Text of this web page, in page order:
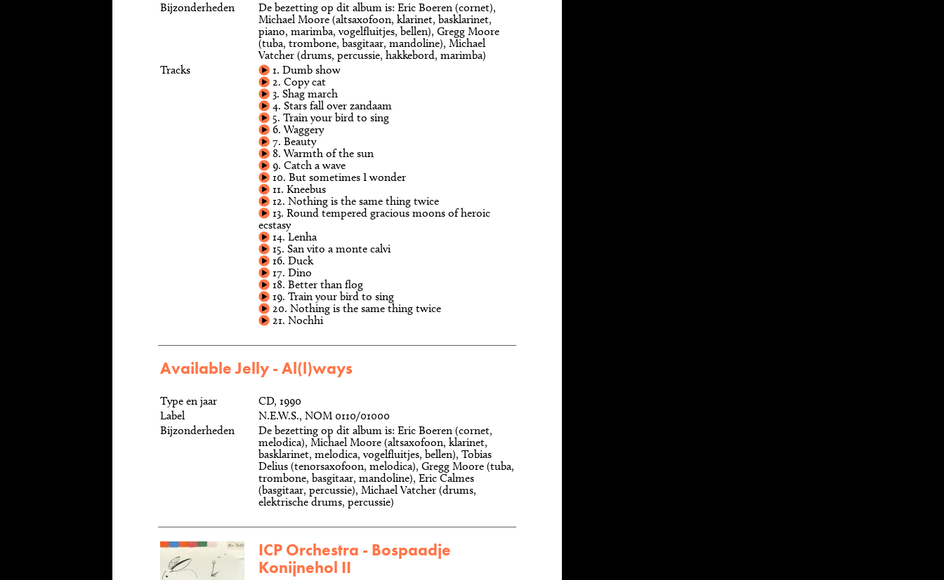
Bijzonderheden
De bezetting op dit album is: Eric Boeren (cornet),
Michael Moore (altsaxofoon, klarinet, basklarinet,
piano, marimba, vogelfluitjes, bellen), Gregg Moore
(tuba, trombone, basgitaar, mandoline), Michael
Vatcher (drums, percussie, hakkebord, marimba)
Tracks
1. Dumb show
2. Copy cat
3. Shag march
4. Stars fall over zandaam
5. Train your bird to sing
6. Waggery
7. Beauty
8. Warmth of the sun
9. Catch a wave
10. But sometimes I wonder
11. Kneebus
12. Nothing is the same thing twice
13. Round tempered gracious moons of heroic
ecstasy
14. Lenha
15. San vito a monte calvi
16. Duck
17. Dino
18. Better than flog
19. Train your bird to sing
20. Nothing is the same thing twice
21. Nochhi
Available Jelly - Al(l)ways
Type en jaar
CD, 1990
Label
N.E.W.S., NOM 0110/01000
Bijzonderheden
De bezetting op dit album is: Eric Boeren (cornet,
melodica), Michael Moore (altsaxofoon, klarinet,
basklarinet, melodica, vogelfluitjes, bellen), Tobias
Delius (tenorsaxofoon, melodica), Gregg Moore (tuba,
trombone, basgitaar, mandoline), Eric Calmes
(basgitaar, percussie), Michael Vatcher (drums,
elektrische drums, percussie)
ICP Orchestra - Bospaadje
Konijnehol II